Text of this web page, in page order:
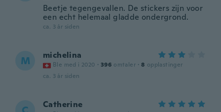
Beetje tegengevallen. De stickers zijn voor
een echt helemaal gladde ondergrond.
ca. 3 år siden
M michelina
Ble med i 2020 · 396 omtaler · 8 opplastinger
ca. 3 år siden
Catherine